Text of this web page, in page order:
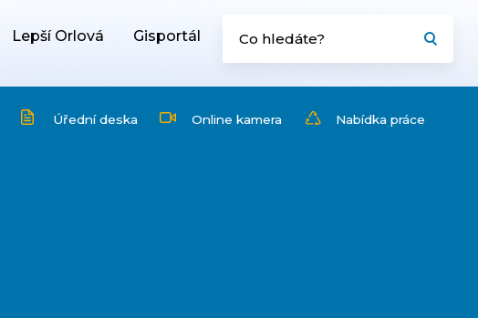
Lepší Orlová Gisportál
Úřední deska Online kamera Nabídka práce